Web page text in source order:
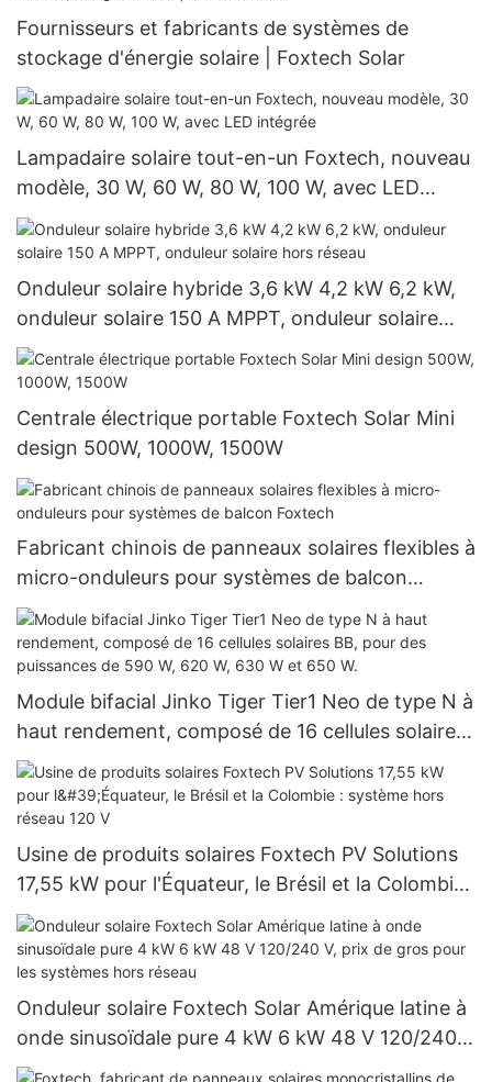
Fournisseurs et fabricants de systèmes de
stockage d'énergie solaire | Foxtech Solar
Lampadaire solaire tout-en-un Foxtech, nouveau
modèle, 30 W, 60 W, 80 W, 100 W, avec LED
intégrée
Onduleur solaire hybride 3,6 kW 4,2 kW 6,2 kW,
onduleur solaire 150 A MPPT, onduleur solaire
hors réseau
Centrale électrique portable Foxtech Solar Mini
design 500W, 1000W, 1500W
Fabricant chinois de panneaux solaires flexibles à
micro-onduleurs pour systèmes de balcon
Foxtech
Module bifacial Jinko Tiger Tier1 Neo de type N à
haut rendement, composé de 16 cellules solaires
BB, pour des puissances de 590 W, 620 W, 630 W
et 650 W.
Usine de produits solaires Foxtech PV Solutions
17,55 kW pour l'Équateur, le Brésil et la Colombie :
système hors réseau 120 V
Onduleur solaire Foxtech Solar Amérique latine à
onde sinusoïdale pure 4 kW 6 kW 48 V 120/240
V, prix de gros pour les systèmes hors réseau